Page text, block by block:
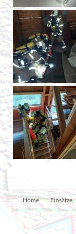
Navigation
überspringen
Home Einsätze